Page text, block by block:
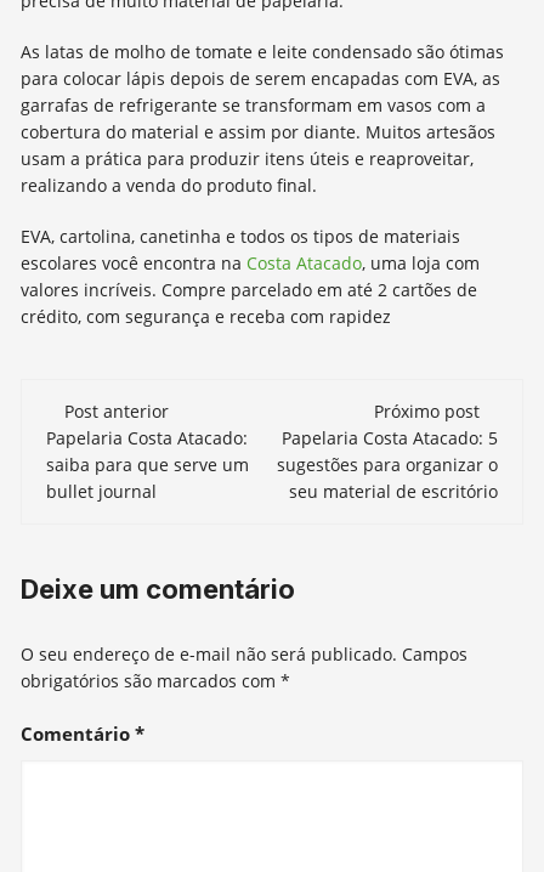
As latas de molho de tomate e leite condensado são ótimas
para colocar lápis depois de serem encapadas com EVA, as
garrafas de refrigerante se transformam em vasos com a
cobertura do material e assim por diante. Muitos artesãos
usam a prática para produzir itens úteis e reaproveitar,
realizando a venda do produto final.
EVA, cartolina, canetinha e todos os tipos de materiais
escolares você encontra na Costa Atacado, uma loja com
valores incríveis. Compre parcelado em até 2 cartões de
crédito, com segurança e receba com rapidez
Navegação
de
post
Post anterior
Papelaria Costa Atacado:
saiba para que serve um
bullet journal
Próximo post
Papelaria Costa Atacado: 5
sugestões para organizar o
seu material de escritório
Deixe um comentário
O seu endereço de e-mail não será publicado. Campos
obrigatórios são marcados com*
Comentário*